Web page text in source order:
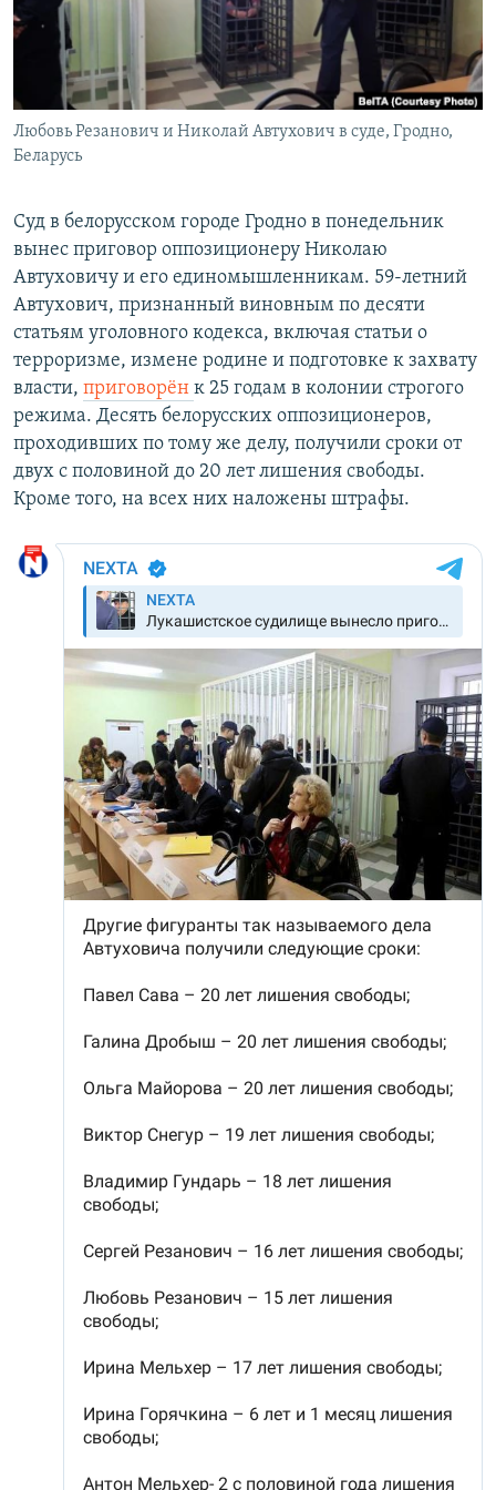
Любовь Резанович и Николай Автухович в суде, Гродно,
Беларусь
Суд в белорусском городе Гродно в понедельник
вынес приговор оппозиционеру Николаю
Автуховичу и его единомышленникам. 59-летний
Автухович, признанный виновным по десяти
статьям уголовного кодекса, включая статьи о
терроризме, измене родине и подготовке к захвату
власти, приговорён к 25 годам в колонии строгого
режима. Десять белорусских оппозиционеров,
проходивших по тому же делу, получили сроки от
двух с половиной до 20 лет лишения свободы.
Кроме того, на всех них наложены штрафы.